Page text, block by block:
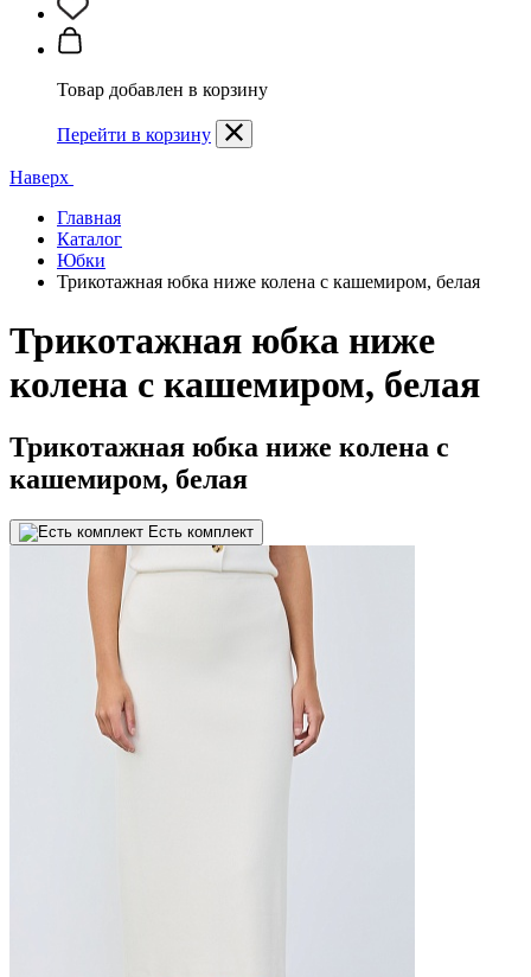
Товар добавлен в корзину
Перейти в корзину
Наверх
Главная
Каталог
Юбки
Трикотажная юбка ниже колена с кашемиром, белая
Трикотажная юбка ниже
колена с кашемиром, белая
Трикотажная юбка ниже колена с
кашемиром, белая
Есть комплект